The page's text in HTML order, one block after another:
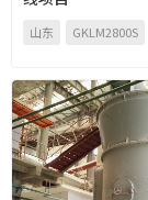
山东 GKLM2800S